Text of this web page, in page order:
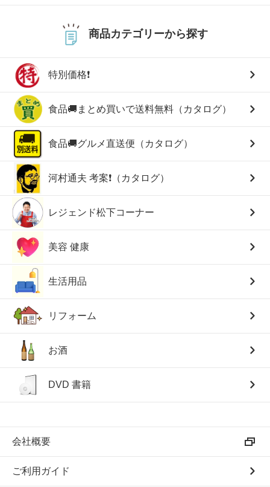
商品カテゴリーから探す
特別価格❗
食品🚚まとめ買いで送料無料（カタログ）
食品🚚グルメ直送便（カタログ）
河村通夫 考案❗（カタログ）
レジェンド松下コーナー
美容 健康
生活用品
リフォーム
お酒
DVD 書籍
会社概要
ご利用ガイド